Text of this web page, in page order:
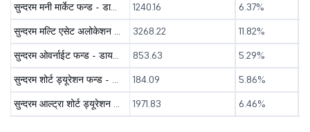
सुन्दरम मनी मार्केट फन्ड - डायरेक्ट ( जि )
1240.16 6.37%
सुन्दरम मल्टि एसेट अलोकेशन फन्ड - डीआइआर ( जि )
3268.22 11.82%
सुन्दरम ओवर्नाईट फन्ड - डायरेक्ट ( जि )
853.63 5.29%
सुन्दरम शोर्ट ड्यूरेशन फन्ड - डायरेक्ट ( जि )
184.09 5.86%
सुन्दरम आल्ट्रा शोर्ट ड्यूरेशन फन्ड - डायरेक्ट ( जि )
1971.83 6.46%